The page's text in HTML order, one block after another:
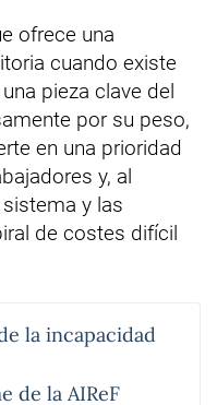
ofrece una
cuando existe
pieza clave del
por su peso,
en una prioridad
y, al
y las
de costes difícil
la incapacidad
de la AIReF